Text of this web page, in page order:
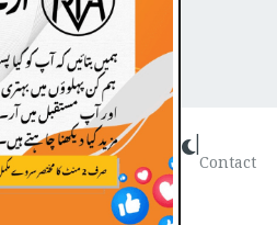
Asia © 2022
Contact
|
Dark theme